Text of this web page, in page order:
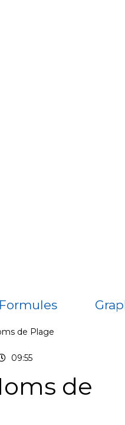
Formules
de Plage
09:55
de